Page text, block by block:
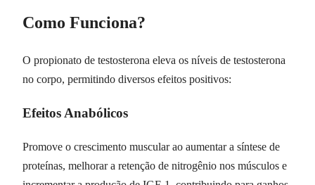
Como Funciona?
O propionato de testosterona eleva os níveis de testosterona
no corpo, permitindo diversos efeitos positivos:
Efeitos Anabólicos
Promove o crescimento muscular ao aumentar a síntese de
proteínas, melhorar a retenção de nitrogênio nos músculos e